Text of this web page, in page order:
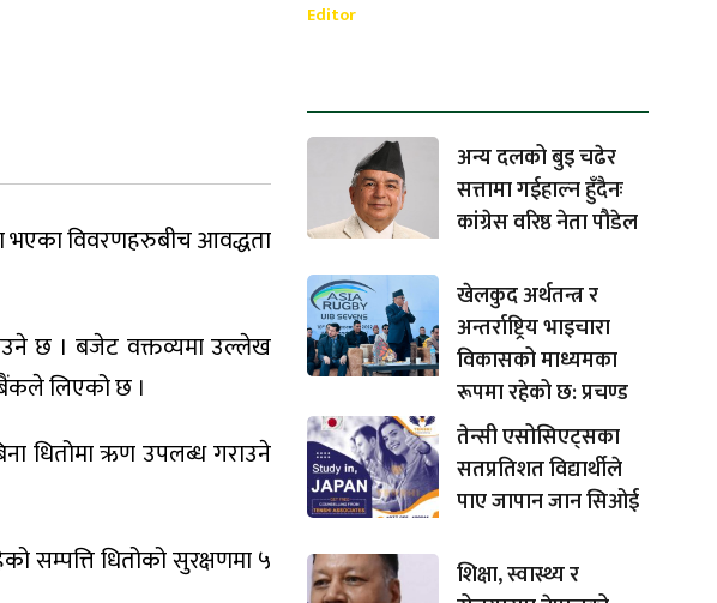
भएका विवरणहरुबीच आवद्धता
छ । बजेट वक्तव्यमा उल्लेख
बैंकले लिएको छ ।
धितोमा ऋण उपलब्ध गराउने
सम्पत्ति धितोको सुरक्षणमा ५
Editor
अन्य दलको बुइ चढेर
सत्तामा गईहाल्न हुँदैनः
कांग्रेस वरिष्ठ नेता पौडेल
खेलकुद अर्थतन्त्र र
अन्तर्राष्ट्रिय भाइचारा
विकासको माध्यमका
रूपमा रहेको छ: प्रचण्ड
तेन्सी एसोसिएट्सका
सतप्रतिशत विद्यार्थीले
पाए जापान जान सिओई
शिक्षा, स्वास्थ्य र